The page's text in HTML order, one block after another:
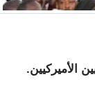
الأميركيين.